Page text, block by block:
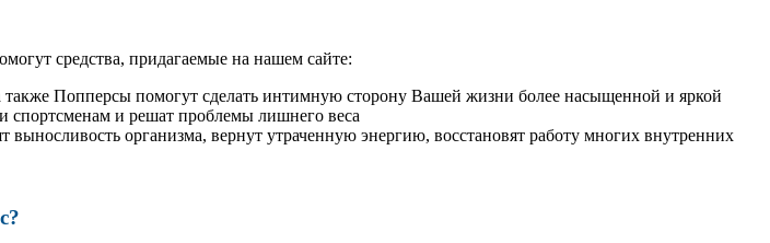
средства, придагаемые на нашем сайте:
также Попперсы помогут сделать интимную сторону Вашей жизни более насыщенной и яркой
спортсменам и решат проблемы лишнего веса
организма, вернут утраченную энергию, восстановят работу многих внутренних